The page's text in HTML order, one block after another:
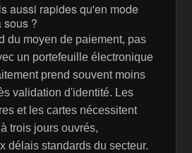
aussi rapides qu'en mode
sous ?
du moyen de paiement, pas
un portefeuille électronique
prend souvent moins
validation d'identité. Les
et les cartes nécessitent
trois jours ouvrés,
délais standards du secteur.